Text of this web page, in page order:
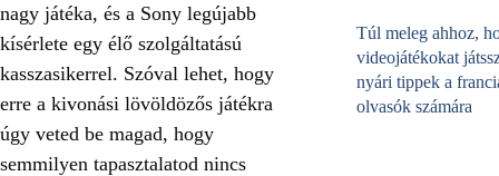
nagy játéka, és a Sony legújabb
kísérlete egy élő szolgáltatású
kasszasikerrel. Szóval lehet, hogy
erre a kivonási lövöldözős játékra
úgy veted be magad, hogy
semmilyen tapasztalatod nincs
Túl meleg ahhoz,
videojátékokat
nyári tippek a
olvasók számára